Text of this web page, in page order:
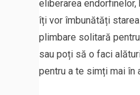
eliberarea
îți vor îmbunătăți
plimbare solitară
sau poți să o faci
pentru a te simți mai în